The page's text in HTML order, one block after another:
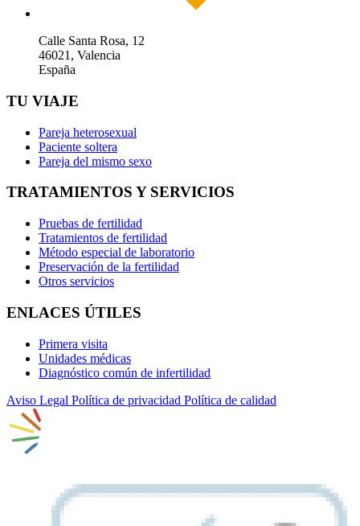
Calle Santa Rosa, 12
46021, Valencia
España
TU VIAJE
Pareja heterosexual
Paciente soltera
Pareja del mismo sexo
TRATAMIENTOS Y SERVICIOS
Pruebas de fertilidad
Tratamientos de fertilidad
Método especial de laboratorio
Preservación de la fertilidad
Otros servicios
ENLACES ÚTILES
Primera visita
Unidades médicas
Diagnóstico común de infertilidad
Aviso Legal Política de privacidad Política de calidad